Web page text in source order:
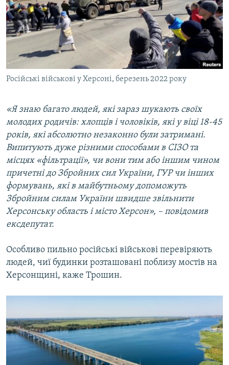
Російські військові у Херсоні, березень 2022 року
«Я знаю багато людей, які зараз шукають своїх
молодих родичів: хлопців і чоловіків, які у віці 18-45
років, які абсолютно незаконно були затримані.
Випитують дуже різними способами в СІЗО та
місцях «фільтрації», чи вони тим або іншим чином
причетні до Збройних сил України, ГУР чи інших
формувань, які в майбутньому допоможуть
Збройним силам України швидше звільнити
Херсонську область і місто Херсон», – повідомив
ексдепутат.
Особливо пильно російські військові перевіряють
людей, чиї будинки розташовані поблизу мостів на
Херсонщині, каже Трошин.